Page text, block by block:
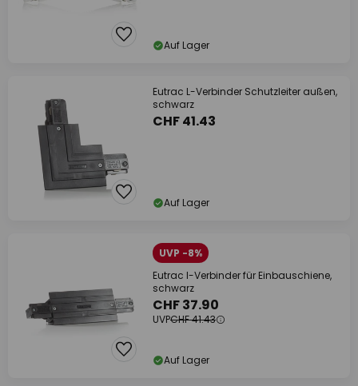
Auf Lager
Eutrac L-Verbinder Schutzleiter außen,
schwarz
CHF 41.43
Auf Lager
UVP -8%
Eutrac I-Verbinder für Einbauschiene,
schwarz
CHF 37.90
UVPCHF 41.43
Auf Lager